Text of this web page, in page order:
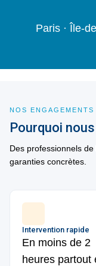
Paris · Île-
NOS ENGAGEMENTS
Pourquoi
Des professionnels
garanties concrètes.
Intervention rapide
En moins de 2
heures partout